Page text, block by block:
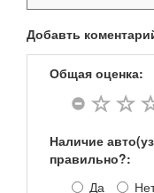
Добавть
Общая оценка:
Наличие
правильно?:
Да